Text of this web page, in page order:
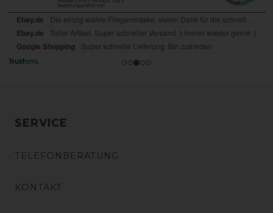
SERVICE
TELEFONBERATUNG
KONTAKT